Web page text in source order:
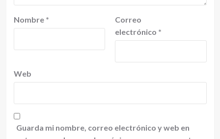
Nombre *
Correo
electrónico *
Web
Guarda mi nombre, correo electrónico y web en